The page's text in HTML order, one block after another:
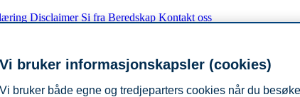
Disclaimer Si fraBeredskapKontakt oss
Vi bruker informasjonskapsler (cookies)
Vi bruker både egne og tredjeparters cookies når du